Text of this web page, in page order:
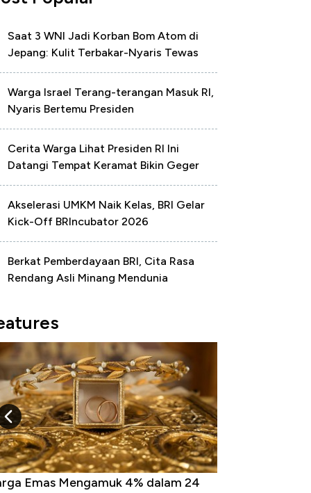
Saat 3 WNI Jadi Korban Bom Atom di
Jepang: Kulit Terbakar-Nyaris Tewas
Warga Israel Terang-terangan Masuk RI,
Nyaris Bertemu Presiden
Cerita Warga Lihat Presiden RI Ini
Datangi Tempat Keramat Bikin Geger
Akselerasi UMKM Naik Kelas, BRI Gelar
Kick-Off BRIncubator 2026
Berkat Pemberdayaan BRI, Cita Rasa
Rendang Asli Minang Mendunia
Emas Mengamuk 4% dalam 24